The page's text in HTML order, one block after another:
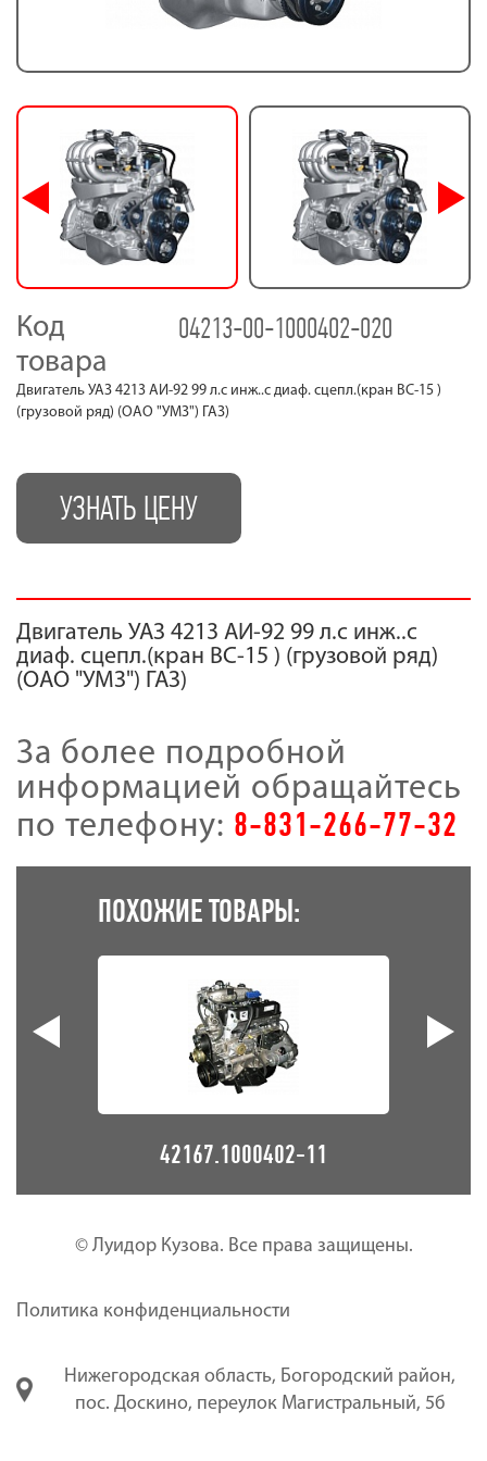
Код
товара
04213-00-1000402-020
Двигатель УАЗ 4213 АИ-92 99 л.с инж..с диаф. сцепл.(кран ВС-15 )
(грузовой ряд) (ОАО "УМЗ") ГАЗ)
УЗНАТЬ ЦЕНУ
Двигатель УАЗ 4213 АИ-92 99 л.с инж..с
диаф. сцепл.(кран ВС-15 ) (грузовой ряд)
(ОАО "УМЗ") ГАЗ)
За более подробной
информацией обращайтесь
по телефону: 8-831-266-77-32
ПОХОЖИЕ ТОВАРЫ:
42167.1000402-11
© Луидор Кузова. Все права защищены.
Политика конфиденциальности
Нижегородская область, Богородский район,
пос. Доскино, переулок Магистральный, 5б